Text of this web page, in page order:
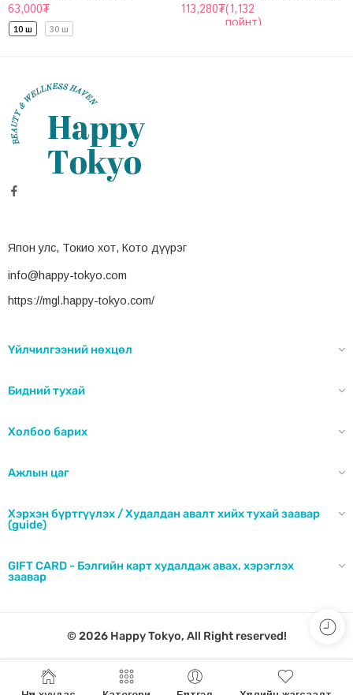
63,000₮
10 ш 30 ш
113,280₮(1,132
пойнт)
Япон улс, Токио хот, Кото дүүрэг
info@happy-tokyo.com
https://mgl.happy-tokyo.com/
Үйлчилгээний нөхцөл
Бидний тухай
Холбоо барих
Ажлын цаг
Хэрхэн бүртгүүлэх / Худалдан авалт хийх тухай заавар
(guide)
GIFT CARD - Бэлгийн карт худалдаж авах, хэрэглэх
заавар
© 2026 Happy Tokyo, All Right reserved!